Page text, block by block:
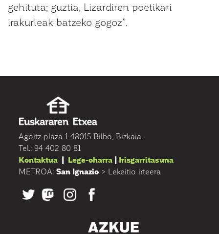
gehituta; guztia, Lizardiren poetikari
irakurleak batzeko gogoz”.
Agoitz plaza 1 48015 Bilbo, Bizkaia.
Tel.: 94 402 80 81
Kontaktua | Lege-oharra | Irisgarritasuna
METROA: San Ignazio > Lekeitio irteera